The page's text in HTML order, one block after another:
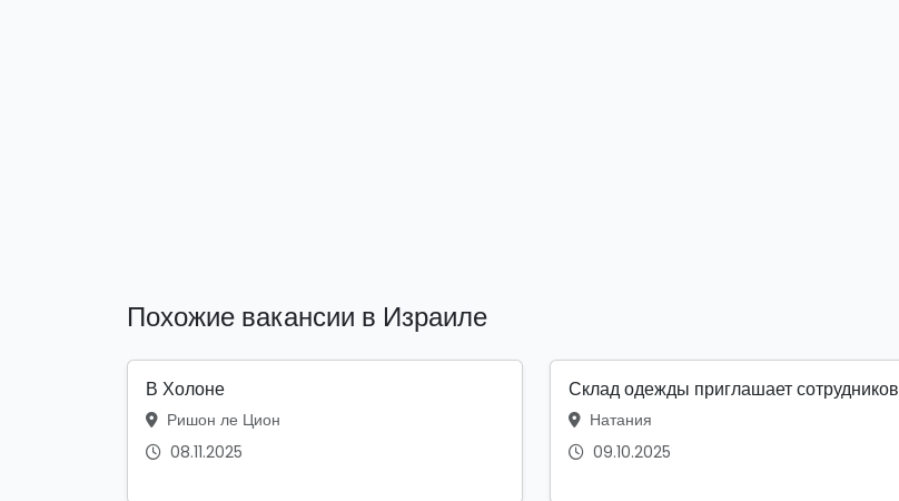
Похожие вакансии в Израиле
В Холоне
Ришон ле Цион
08.11.2025
Склад одежды приглашает сотрудников
Натания
09.10.2025